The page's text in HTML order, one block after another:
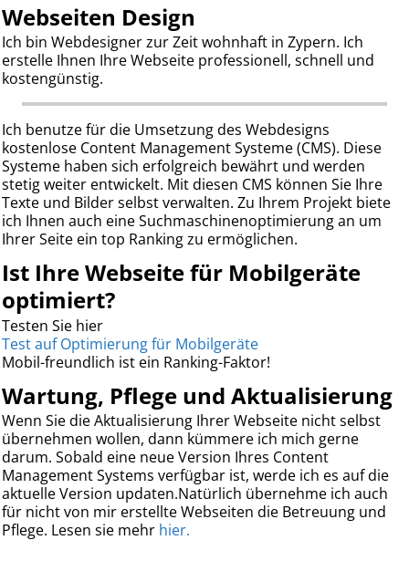
Webseiten Design
Ich bin Webdesigner zur Zeit wohnhaft in Zypern. Ich
erstelle Ihnen Ihre Webseite professionell, schnell und
kostengünstig.
Ich benutze für die Umsetzung des Webdesigns
kostenlose Content Management Systeme (CMS). Diese
Systeme haben sich erfolgreich bewährt und werden
stetig weiter entwickelt. Mit diesen CMS können Sie Ihre
Texte und Bilder selbst verwalten. Zu Ihrem Projekt biete
ich Ihnen auch eine Suchmaschinenoptimierung an um
Ihrer Seite ein top Ranking zu ermöglichen.
Ist Ihre Webseite für Mobilgeräte
optimiert?
Testen Sie hier
Test auf Optimierung für Mobilgeräte
Mobil-freundlich ist ein Ranking-Faktor!
Wartung, Pflege und Aktualisierung
Wenn Sie die Aktualisierung Ihrer Webseite nicht selbst
übernehmen wollen, dann kümmere ich mich gerne
darum. Sobald eine neue Version Ihres Content
Management Systems verfügbar ist, werde ich es auf die
aktuelle Version updaten.Natürlich übernehme ich auch
für nicht von mir erstellte Webseiten die Betreuung und
Pflege. Lesen sie mehr hier.